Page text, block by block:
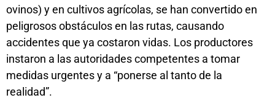
ovinos) y en cultivos agrícolas, se han convertido en
peligrosos obstáculos en las rutas, causando
accidentes que ya costaron vidas. Los productores
instaron a las autoridades competentes a tomar
medidas urgentes y a “ponerse al tanto de la
realidad”.